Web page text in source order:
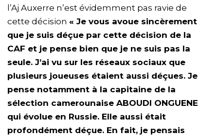
l’Aj Auxerre n’est évidemment pas ravie de
cette décision « Je vous avoue sincèrement
que je suis déçue par cette décision de la
CAF et je pense bien que je ne suis pas la
seule. J’ai vu sur les réseaux sociaux que
plusieurs joueuses étaient aussi déçues. Je
pense notamment à la capitaine de la
sélection camerounaise ABOUDI ONGUENE
qui évolue en Russie. Elle aussi était
profondément déçue. En fait, je pensais